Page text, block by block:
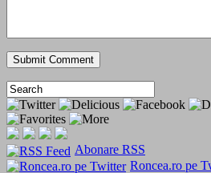
Abonare RSS
Roncea.ro pe